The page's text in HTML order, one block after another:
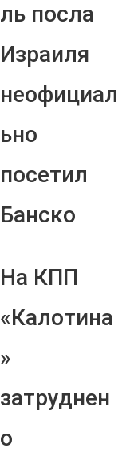
ль посла
Израиля
неофициал
ьно
посетил
Банско
На КПП
«Калотина
»
затруднен
о